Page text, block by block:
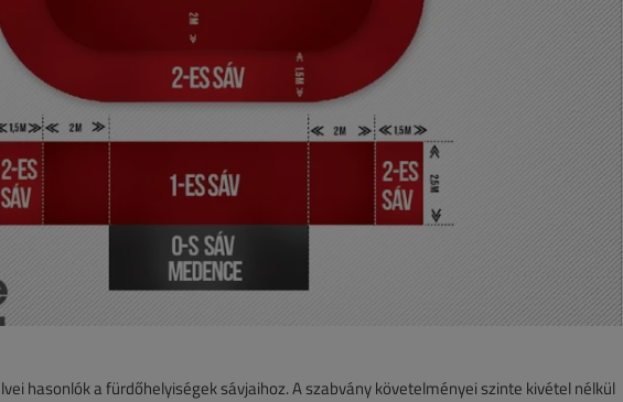
hasonlók a fürdőhelyiségek sávjaihoz. A szabvány követelményei szinte kivétel nélkül